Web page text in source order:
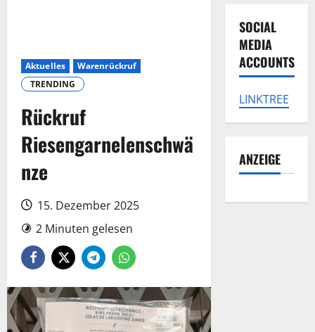
Aktuelles
Warenrückruf
TRENDING
Rückruf
Riesengarnelenschwä
nze
15. Dezember 2025
2 Minuten gelesen
SOCIAL
MEDIA
ACCOUNTS
LINKTREE
ANZEIGE